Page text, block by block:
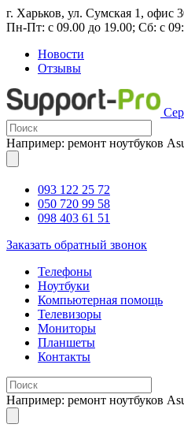
г. Харьков, ул. Сумская 1, офис
Пн-Пт: с 09.00 до 19.00; Сб: с
Новости
Отзывы
Например: ремонт ноутбуков
093 122 25 72
050 720 99 58
098 403 61 51
Заказать обратный звонок
Телефоны
Ноутбуки
Компьютерная помощь
Телевизоры
Мониторы
Планшеты
Контакты
Например: ремонт ноутбуков